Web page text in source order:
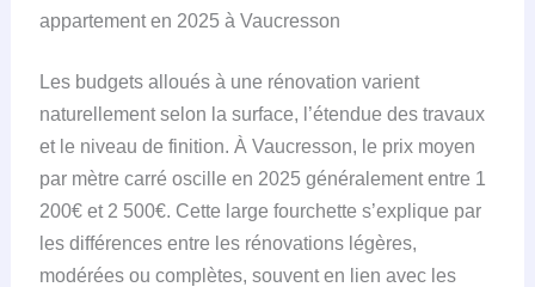
appartement en 2025 à Vaucresson
Les budgets alloués à une rénovation varient
naturellement selon la surface, l’étendue des travaux
et le niveau de finition. À Vaucresson, le prix moyen
par mètre carré oscille en 2025 généralement entre 1
200€ et 2 500€. Cette large fourchette s’explique par
les différences entre les rénovations légères,
modérées ou complètes, souvent en lien avec les